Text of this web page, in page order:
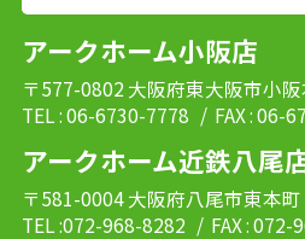
アークホーム小阪店
〒577-0802 大阪府東大阪市小
TEL : 06-6730-7778 / FAX : 06-
アークホーム近鉄八尾
〒581-0004 大阪府八尾市東本
TEL :072-968-8282 / FAX : 072-